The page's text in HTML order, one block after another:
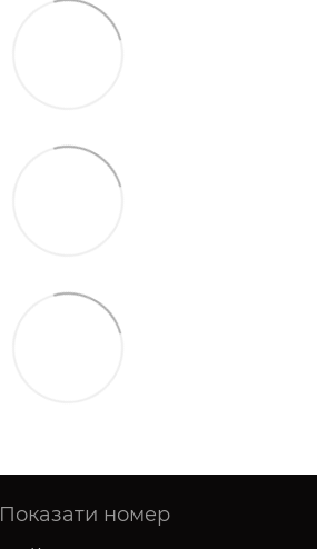
Показати номер